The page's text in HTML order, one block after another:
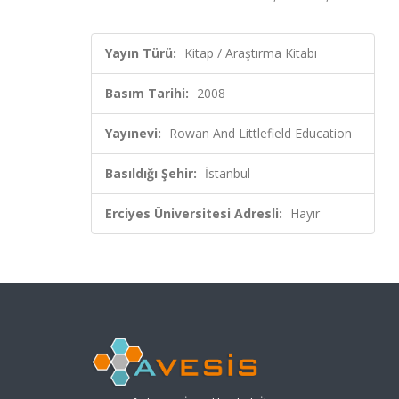
Yayın Türü: Kitap / Araştırma Kitabı
Basım Tarihi: 2008
Yayınevi: Rowan And Littlefield Education
Basıldığı Şehir: İstanbul
Erciyes Üniversitesi Adresli: Hayır